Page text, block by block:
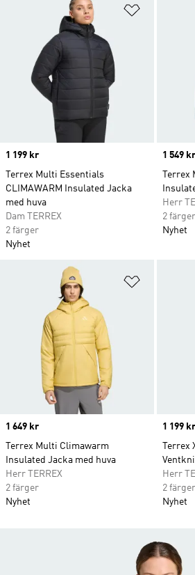
Lägg till
Price
1 199 kr
Terrex Multi Essentials
CLIMAWARM Insulated Jacka
med huva
Dam TERREX
2 färger
Nyhet
Price
1 549 kr
Terrex
Herr
2 färger
Nyhet
Lägg till
Price
1 649 kr
Terrex Multi Climawarm
Insulated Jacka med huva
Herr TERREX
2 färger
Nyhet
Price
1 199 kr
Terrex
Herr
2 färger
Nyhet